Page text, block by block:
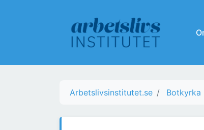
Arbetslivsinstitutet.se Botkyrka